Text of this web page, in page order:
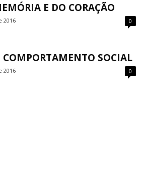
E DO CORAÇÃO
2016 0
SOCIAL
2016 0